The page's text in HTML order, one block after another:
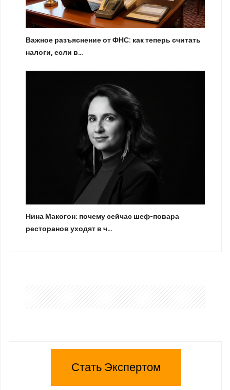
Важное разъяснение от ФНС: как теперь считать
налоги, если в…
Нина Макогон: почему сейчас шеф-повара
ресторанов уходят в ч…
Стать Экспертом